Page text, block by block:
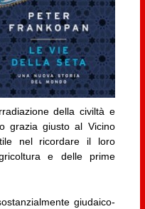
della civiltà e
grazia giusto al Vicino
nel ricordare il loro
e delle prime
giudaico-